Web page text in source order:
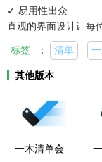
✓ 易用性出众
直观的界面设计让每
标签 ： 清单
其他版本
一木清单会